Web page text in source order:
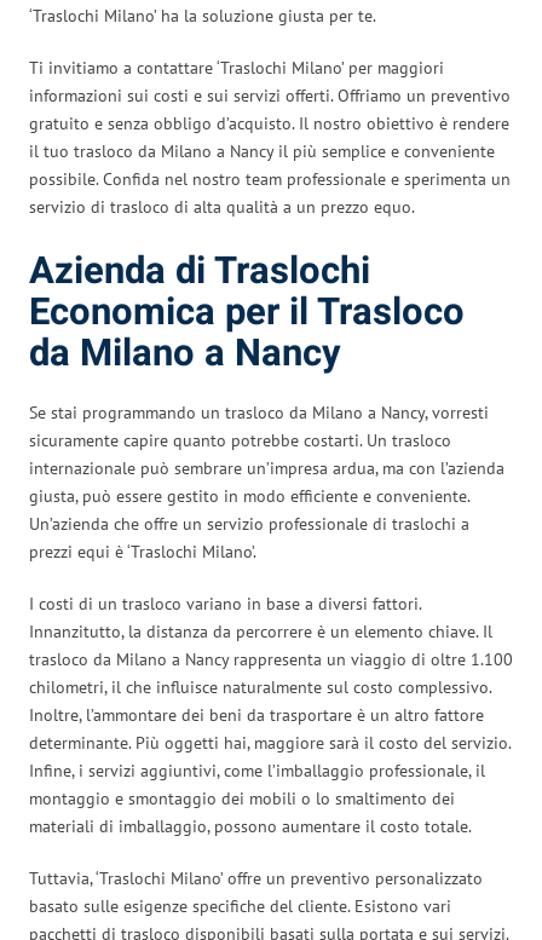
‘Traslochi Milano’ ha la soluzione giusta per te.
Ti invitiamo a contattare ‘Traslochi Milano’ per maggiori
informazioni sui costi e sui servizi offerti. Offriamo un preventivo
gratuito e senza obbligo d’acquisto. Il nostro obiettivo è rendere
il tuo trasloco da Milano a Nancy il più semplice e conveniente
possibile. Confida nel nostro team professionale e sperimenta un
servizio di trasloco di alta qualità a un prezzo equo.
Azienda di Traslochi
Economica per il Trasloco
da Milano a Nancy
Se stai programmando un trasloco da Milano a Nancy, vorresti
sicuramente capire quanto potrebbe costarti. Un trasloco
internazionale può sembrare un’impresa ardua, ma con l’azienda
giusta, può essere gestito in modo efficiente e conveniente.
Un’azienda che offre un servizio professionale di traslochi a
prezzi equi è ‘Traslochi Milano’.
I costi di un trasloco variano in base a diversi fattori.
Innanzitutto, la distanza da percorrere è un elemento chiave. Il
trasloco da Milano a Nancy rappresenta un viaggio di oltre 1.100
chilometri, il che influisce naturalmente sul costo complessivo.
Inoltre, l’ammontare dei beni da trasportare è un altro fattore
determinante. Più oggetti hai, maggiore sarà il costo del servizio.
Infine, i servizi aggiuntivi, come l’imballaggio professionale, il
montaggio e smontaggio dei mobili o lo smaltimento dei
materiali di imballaggio, possono aumentare il costo totale.
Tuttavia, ‘Traslochi Milano’ offre un preventivo personalizzato
basato sulle esigenze specifiche del cliente. Esistono vari
pacchetti di trasloco disponibili basati sulla portata e sui servizi.